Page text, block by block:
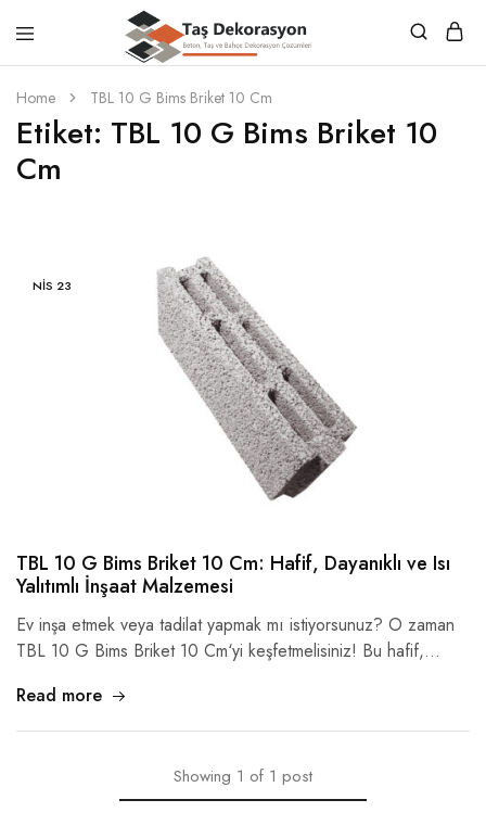
Taş
Dekorasyon
Beton,
Taş
ve
Bahçe
Dekorasyon
Home TBL 10 G Bims Briket 10 Cm
Etiket: TBL 10 G Bims Briket 10
Cm
NIS 23
TBL 10 G Bims Briket 10 Cm: Hafif, Dayanıklı ve Isı
Yalıtımlı İnşaat Malzemesi
Ev inşa etmek veya tadilat yapmak mı istiyorsunuz? O zaman
TBL 10 G Bims Briket 10 Cm‘yi keşfetmelisiniz! Bu hafif,…
Read more
Showing 1 of 1 post